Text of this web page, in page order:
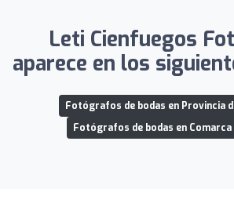
Leti Cienfuegos
aparece en los
Fotógrafos de bodas en Provincia
Fotógrafos de bodas en Comarca